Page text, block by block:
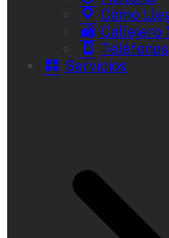
Cómo
Callejero
Teléfonos
Servicios